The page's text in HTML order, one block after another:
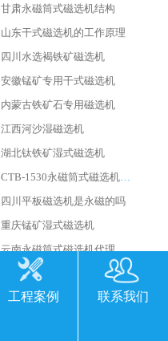
甘肃永磁筒式磁选机结构
山东干式磁选机的工作原理
四川水选褐铁矿磁选机
安徽锰矿专用干式磁选机
内蒙古铁矿石专用磁选机
江西河沙湿磁选机
湖北钛铁矿湿式磁选机
CTB-1530永磁筒式磁选机代理商
四川平板磁选机是永磁的吗
重庆锰矿湿式磁选机
云南永磁筒式磁选机代理
青海湿式逆流磁选机
天津永磁筒式磁选机半逆流
工程案例 联系我们